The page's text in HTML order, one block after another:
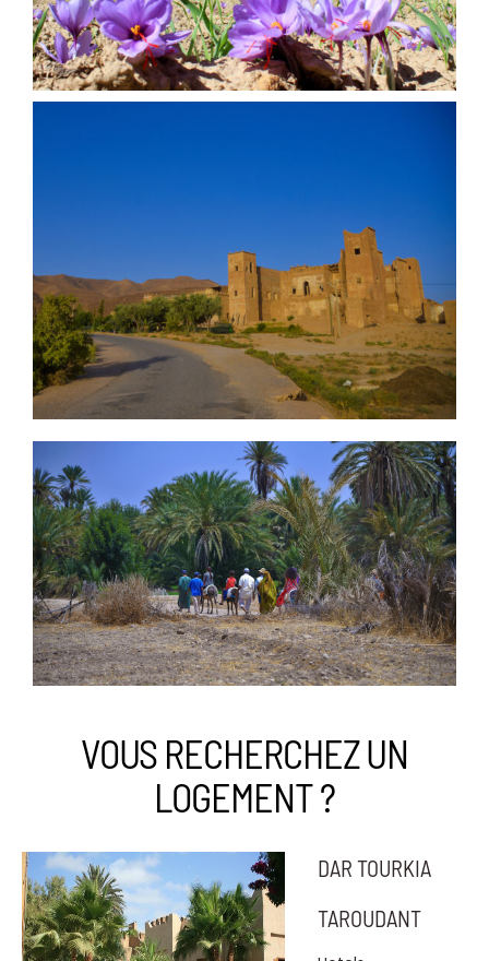
VOUS RECHERCHEZ UN
LOGEMENT ?
DAR TOURKIA
TAROUDANT